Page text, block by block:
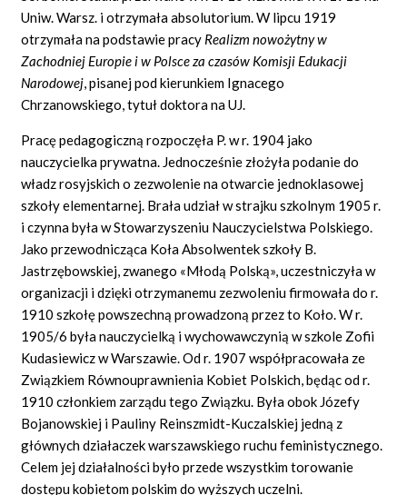
Uniw. Warsz. i otrzymała absolutorium. W lipcu 1919
otrzymała na podstawie pracy Realizm nowożytny w
Zachodniej Europie i w Polsce za czasów Komisji Edukacji
Narodowej,pisanej pod kierunkiem Ignacego
Chrzanowskiego, tytuł doktora na UJ.
Pracę pedagogiczną rozpoczęła P. w r. 1904 jako
nauczycielka prywatna. Jednocześnie złożyła podanie do
władz rosyjskich o zezwolenie na otwarcie jednoklasowej
szkoły elementarnej. Brała udział w strajku szkolnym 1905 r.
i czynna była w Stowarzyszeniu Nauczycielstwa Polskiego.
Jako przewodnicząca Koła Absolwentek szkoły B.
Jastrzębowskiej, zwanego «Młodą Polską», uczestniczyła w
organizacji i dzięki otrzymanemu zezwoleniu firmowała do r.
1910 szkołę powszechną prowadzoną przez to Koło. W r.
1905/6 była nauczycielką i wychowawczynią w szkole Zofii
Kudasiewicz w Warszawie. Od r. 1907 współpracowała ze
Związkiem Równouprawnienia Kobiet Polskich, będąc od r.
1910 członkiem zarządu tego Związku. Była obok Józefy
Bojanowskiej i Pauliny Reinszmidt-Kuczalskiej jedną z
głównych działaczek warszawskiego ruchu feministycznego.
Celem jej działalności było przede wszystkim torowanie
dostępu kobietom polskim do wyższych uczelni.